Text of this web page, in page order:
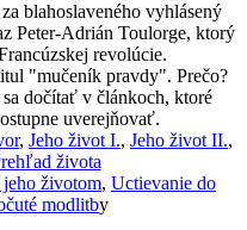
blahoslaveného vyhlásený
Peter-Adrián Toulorge, ktorý
revolúcie.
"mučeník pravdy". Prečo?
dočítať v článkoch, ktoré
uverejňovať.
, Jeho život I., Jeho život II.,
života
jeho životom, Uctievanie do
modlitby